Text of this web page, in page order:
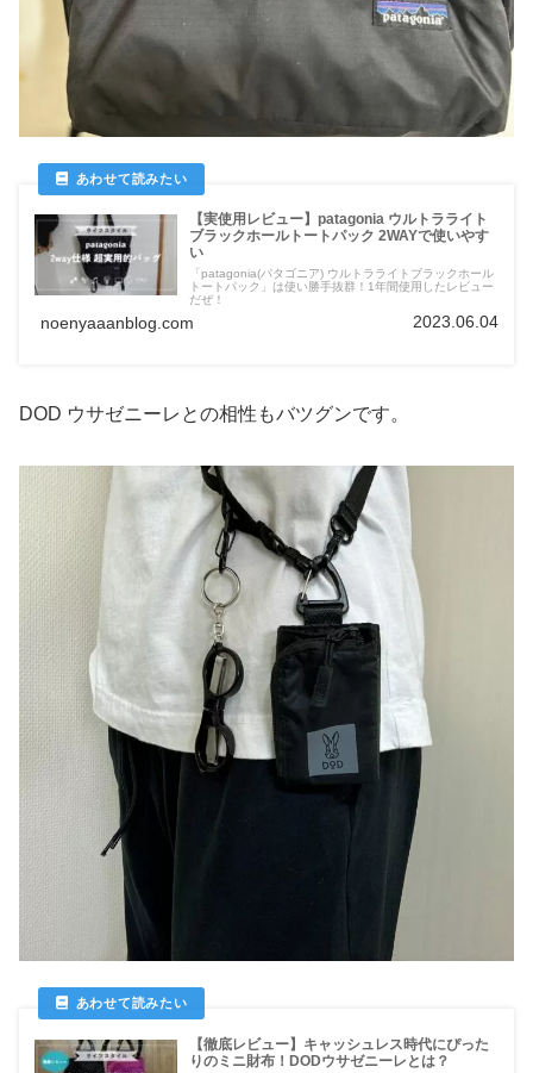
【実使用レビュー】patagonia ウルトラライト
ブラックホールトートパック 2WAYで使いやす
い
「patagonia(パタゴニア) ウルトラライトブラックホール
トートパック」は使い勝手抜群！1年間使用したレビュー
だぜ！
noenyaaanblog.com 2023.06.04
DOD ウサゼニーレとの相性もバツグンです。
【徹底レビュー】キャッシュレス時代にぴった
りのミニ財布！DODウサゼニーレとは？